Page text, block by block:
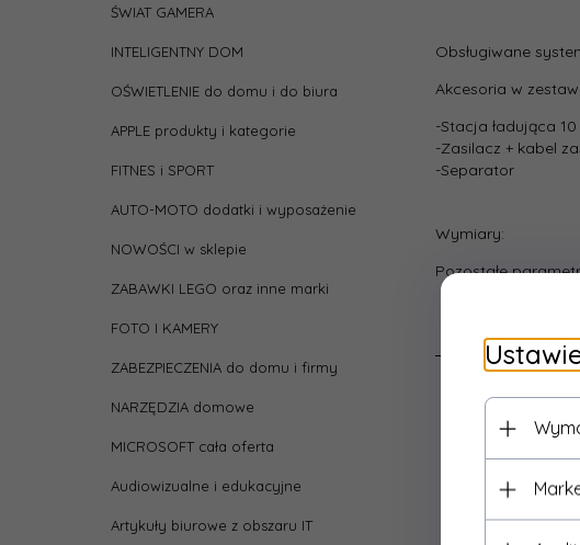
ŚWIAT GAMERA
INTELIGENTNY DOM
OŚWIETLENIE do domu i do biura
APPLE produkty i kategorie
FITNES i SPORT
AUTO-MOTO dodatki i wyposażenie
NOWOŚCI w sklepie
ZABAWKI LEGO oraz inne marki
FOTO I KAMERY
ZABEZPIECZENIA do domu i firmy
NARZĘDZIA domowe
MICROSOFT cała oferta
Audiowizualne i edukacyjne
Artykuły biurowe z obszaru IT
Obsługiwane
Akcesoria w
-Stacja ładująca
-Zasilacz + kabel
-Separator
Wymiary:
Pozostałe